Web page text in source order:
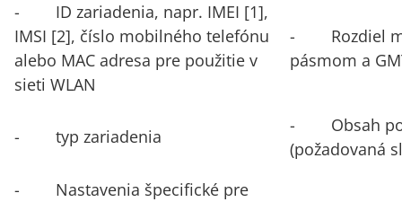
- ID zariadenia, napr. IMEI [1],
IMSI [2], číslo mobilného telefónu
alebo MAC adresa pre použitie v
sieti WLAN
- Rozdiel
pásmom a
- typ zariadenia
- Obsah
(požadovaná
- Nastavenia špecifické pre